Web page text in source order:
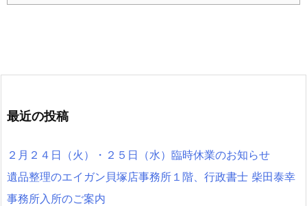
最近の投稿
２月２４日（火）・２５日（水）臨時休業のお知らせ
遺品整理のエイガン貝塚店事務所１階、行政書士 柴田泰幸
事務所入所のご案内